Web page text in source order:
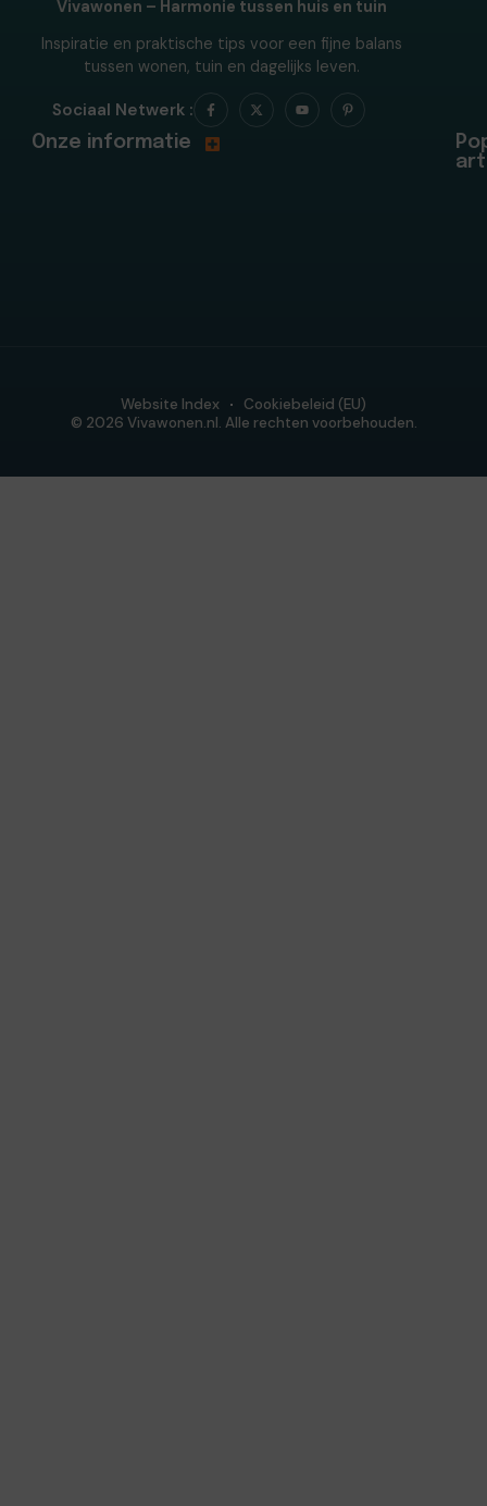
Vivawonen – Harmonie tussen huis en tuin
Inspiratie en praktische tips voor een fijne balans
tussen wonen, tuin en dagelijks leven.
Sociaal Netwerk :
Onze informatie
© 2026 Vivawonen.nl. Alle rechten voorbehouden.
Website Index Cookiebeleid (EU)